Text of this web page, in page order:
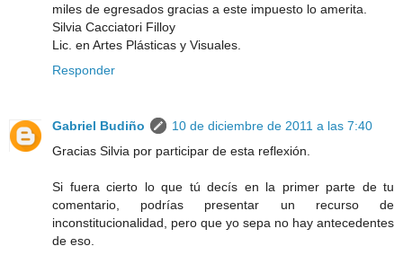
miles de egresados gracias a este impuesto lo amerita.
Silvia Cacciatori Filloy
Lic. en Artes Plásticas y Visuales.
Responder
Gabriel Budiño
10 de diciembre de 2011 a las 7:40
Gracias Silvia por participar de esta reflexión.
Si fuera cierto lo que tú decís en la primer parte de tu
comentario, podrías presentar un recurso de
inconstitucionalidad, pero que yo sepa no hay antecedentes
de eso.